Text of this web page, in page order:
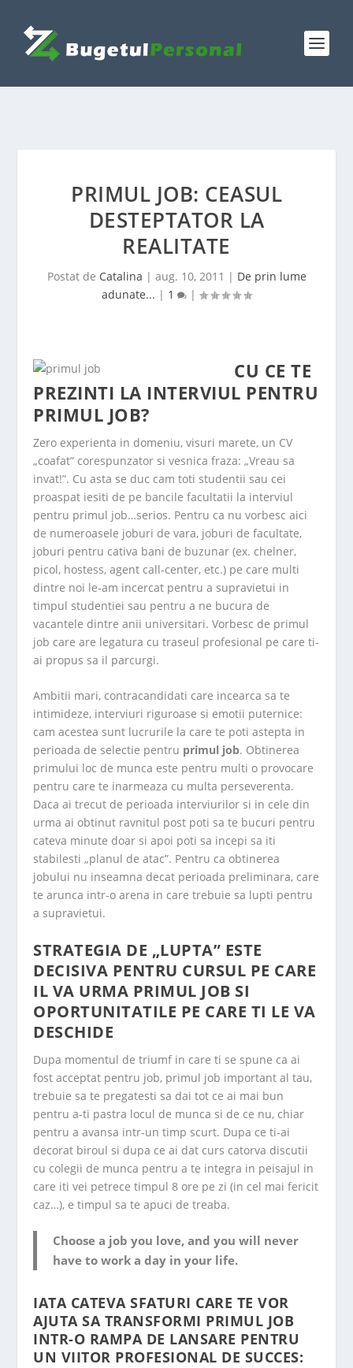
PRIMUL JOB: CEASUL
DESTEPTATOR LA
REALITATE
Postat de Catalina | aug. 10, 2011 | De prin lume
adunate... | 1 |
CU CE TE
PREZINTI LA INTERVIUL PENTRU
PRIMUL JOB?
Zero experienta in domeniu, visuri marete, un CV
„coafat” corespunzator si vesnica fraza: „Vreau sa
invat!”. Cu asta se duc cam toti studentii sau cei
proaspat iesiti de pe bancile facultatii la interviul
pentru primul job…serios. Pentru ca nu vorbesc aici
de numeroasele joburi de vara, joburi de facultate,
joburi pentru cativa bani de buzunar (ex. chelner,
picol, hostess, agent call-center, etc.) pe care multi
dintre noi le-am incercat pentru a supravietui in
timpul studentiei sau pentru a ne bucura de
vacantele dintre anii universitari. Vorbesc de primul
job care are legatura cu traseul profesional pe care ti-
ai propus sa il parcurgi.
Ambitii mari, contracandidati care incearca sa te
intimideze, interviuri riguroase si emotii puternice:
cam acestea sunt lucrurile la care te poti astepta in
perioada de selectie pentru primul job. Obtinerea
primului loc de munca este pentru multi o provocare
pentru care te inarmeaza cu multa perseverenta.
Daca ai trecut de perioada interviurilor si in cele din
urma ai obtinut ravnitul post poti sa te bucuri pentru
cateva minute doar si apoi poti sa incepi sa iti
stabilesti „planul de atac”. Pentru ca obtinerea
jobului nu inseamna decat perioada preliminara, care
te arunca intr-o arena in care trebuie sa lupti pentru
a supravietui.
STRATEGIA DE „LUPTA” ESTE
DECISIVA PENTRU CURSUL PE CARE
IL VA URMA PRIMUL JOB SI
OPORTUNITATILE PE CARE TI LE VA
DESCHIDE
Dupa momentul de triumf in care ti se spune ca ai
fost acceptat pentru job, primul job important al tau,
trebuie sa te pregatesti sa dai tot ce ai mai bun
pentru a-ti pastra locul de munca si de ce nu, chiar
pentru a avansa intr-un timp scurt. Dupa ce ti-ai
decorat biroul si dupa ce ai dat curs catorva discutii
cu colegii de munca pentru a te integra in peisajul in
care iti vei petrece timpul 8 ore pe zi (in cel mai fericit
caz…), e timpul sa te apuci de treaba.
Choose a job you love, and you will never
have to work a day in your life.
IATA CATEVA SFATURI CARE TE VOR
AJUTA SA TRANSFORMI PRIMUL JOB
INTR-O RAMPA DE LANSARE PENTRU
UN VIITOR PROFESIONAL DE SUCCES: